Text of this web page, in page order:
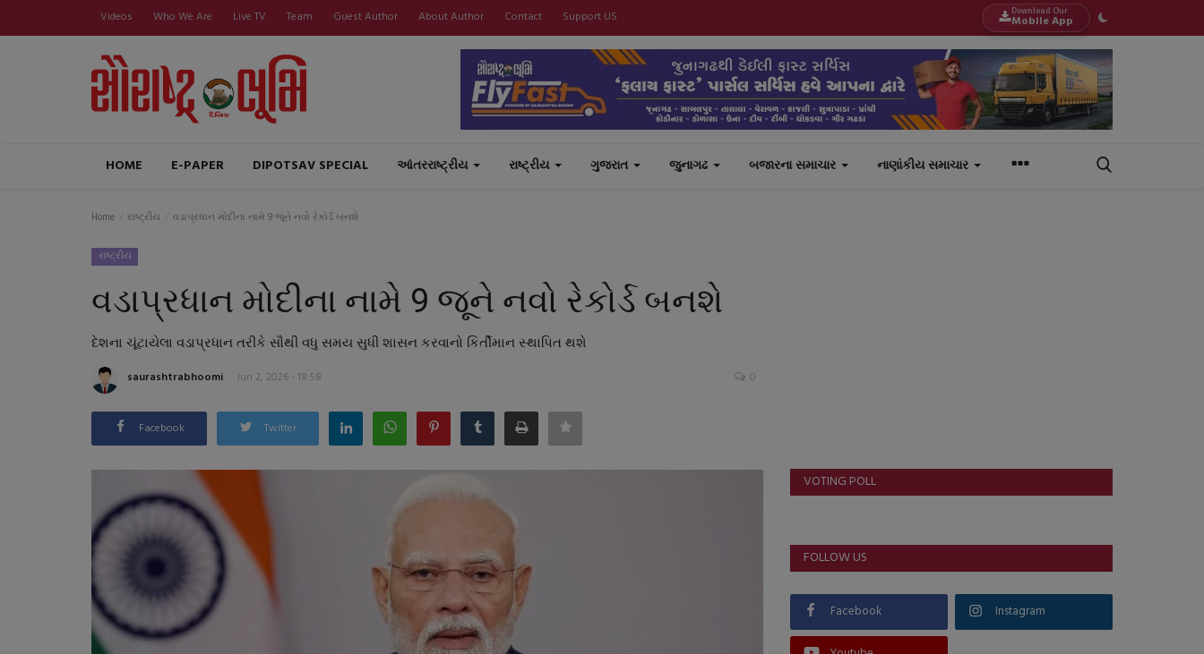
Videos Who We Are Live TV Team Guest Author About Author Contact Support US Download Our
Mobile App
HOME E-PAPER DIPOTSAV SPECIAL આંતરરાષ્ટ્રીય રાષ્ટ્રીય ગુજરાત જુનાગઢ બજારના સમાચાર નાણાંકીય સમાચાર
Home રાષ્ટ્રીય વડાપ્રધાન મોદીના નામે 9 જૂને નવો રેકોર્ડ બનશે
રાષ્ટ્રીય
વડાપ્રધાન મોદીના નામે 9 જૂને નવો રેકોર્ડ બનશે
દેશના ચૂંટાયેલા વડાપ્રધાન તરીકે સૌથી વધુ સમય સુધી શાસન કરવાનો કિર્તીમાન સ્થાપિત થશે
saurashtrabhoomi Jun 2, 2026 - 18:58 0
Facebook Twitter
VOTING POLL
FOLLOW US
Facebook Instagram